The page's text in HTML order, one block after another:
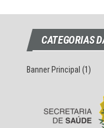
CATEGORIAS
Banner Principal (1)